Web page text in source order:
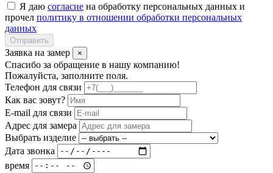
Я даю согласие на обработку персональных данных и
прочел политику в отношении обработки персональных
данных
Отправить
Заявка на замер ×
Спасибо за обращение в нашу компанию!
Пожалуйста, заполните поля.
Телефон для связи
Как вас зовут?
E-mail для связи
Адрес для замера
Выбрать изделие
Дата звонка
время